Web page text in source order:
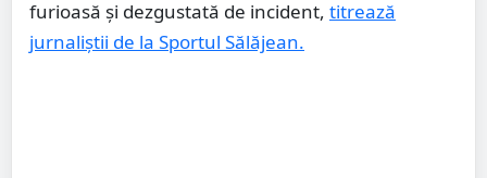
furioasă și dezgustată de incident, titrează
jurnaliștii de la Sportul Sălăjean.